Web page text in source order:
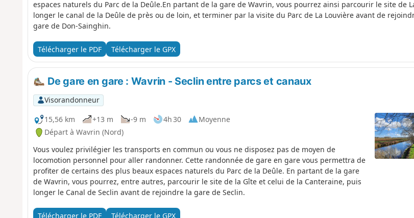
espaces naturels du Parc de la Deûle.En partant de la gare de Wavrin, vous pourrez ainsi parcourir le site de
longer le canal de la Deûle de près ou de loin, et terminer par la visite du Parc de La Louvière avant de
gare de Don-Sainghin.
Télécharger le PDF Télécharger le GPX
De gare en gare : Wavrin - Seclin entre parcs et canaux
Visorandonneur
15,56 km
+13 m -9 m 4h 30
Moyenne
Départ à Wavrin (Nord)
Vous voulez privilégier les transports en commun ou vous ne disposez pas de moyen de
locomotion personnel pour aller randonner. Cette randonnée de gare en gare vous permettra de
profiter de certains des plus beaux espaces naturels du Parc de la Deûle. En partant de la gare
de Wavrin, vous pourrez, entre autres, parcourir le site de la Gîte et celui de la Canteraine, puis
longer le Canal de Seclin avant de rejoindre la gare de Seclin.
Télécharger le PDF Télécharger le GPX